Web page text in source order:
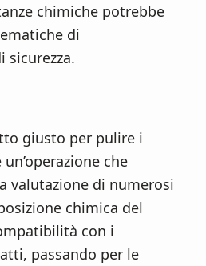
chimiche potrebbe
di
sicurezza.
giusto per pulire i
che
valutazione di numerosi
chimica del
con i
passando per le